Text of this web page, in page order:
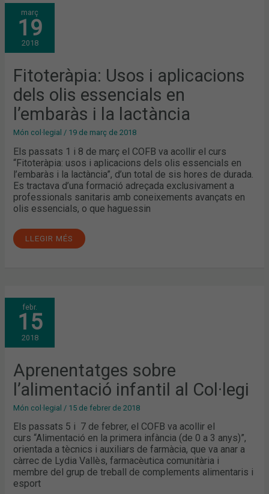
març
19
2018
Fitoteràpia: Usos i aplicacions
dels olis essencials en
l’embaràs i la lactància
Món col·legial / 19 de març de 2018
Els passats 1 i 8 de març el COFB va acollir el curs
“Fitoteràpia: usos i aplicacions dels olis essencials en
l’embaràs i la lactància”, d’un total de sis hores de durada.
Es tractava d’una formació adreçada exclusivament a
professionals sanitaris amb coneixements avançats en
olis essencials, o que haguessin
FITOTERÀPIA:
USOS
I
APLICACIONS
DELS
OLIS
ESSENCIALS
L’EMBARÀS
LA
LACTÀNCIA
LLEGIR MÉS
febr.
15
2018
Aprenentatges sobre
l’alimentació infantil al Col·legi
Món col·legial / 15 de febrer de 2018
Els passats 5 i 7 de febrer, el COFB va acollir el
curs “Alimentació en la primera infància (de 0 a 3 anys)”,
orientada a tècnics i auxiliars de farmàcia, que va anar a
càrrec de Lydia Vallès, farmacèutica comunitària i
membre del grup de treball de complements alimentaris i
esport
APRENENTATGES
SOBRE
L’ALIMENTACIÓ
INFANTIL
AL
COL·LEGI